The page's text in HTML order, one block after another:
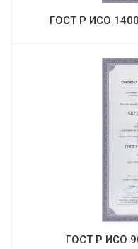
ГОСТ Р ИСО
ГОСТ Р ИСО